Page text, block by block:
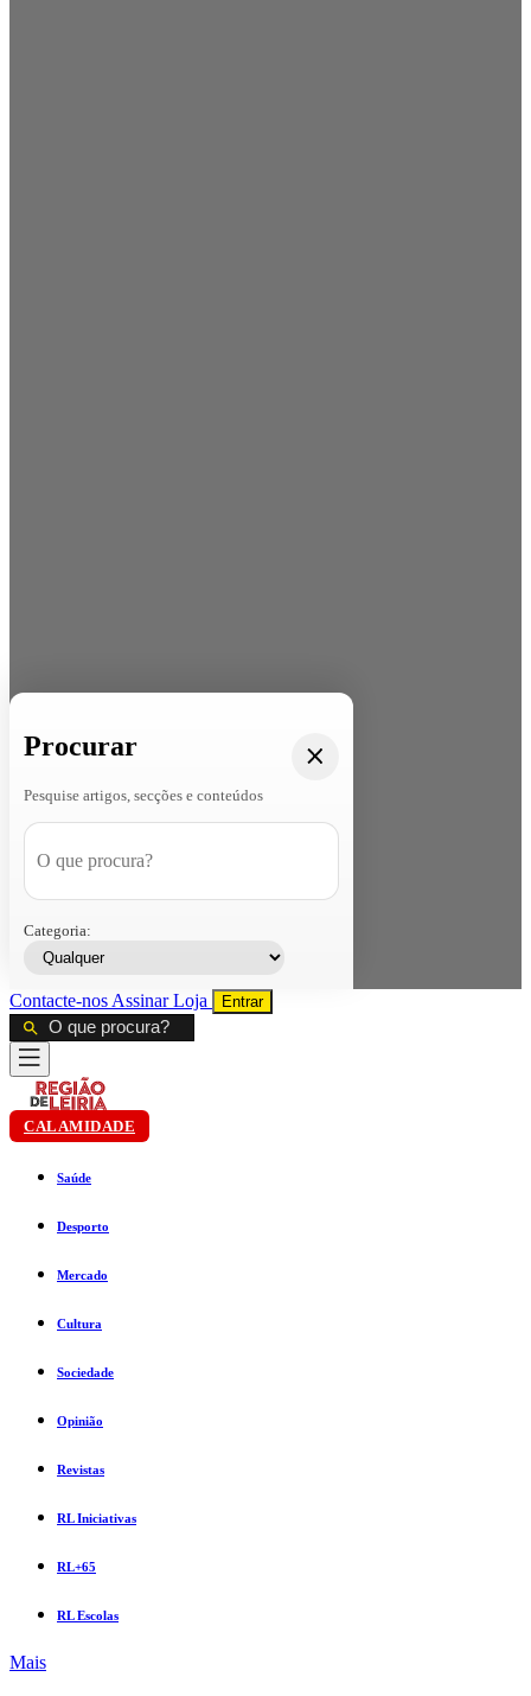
Procurar
Pesquise artigos, secções e conteúdos
Categoria:
Contacte-nos AssinarLoja Entrar
CALAMIDADE
Saúde
Desporto
Mercado
Cultura
Sociedade
Opinião
Revistas
RL Iniciativas
RL+65
RL Escolas
Mais